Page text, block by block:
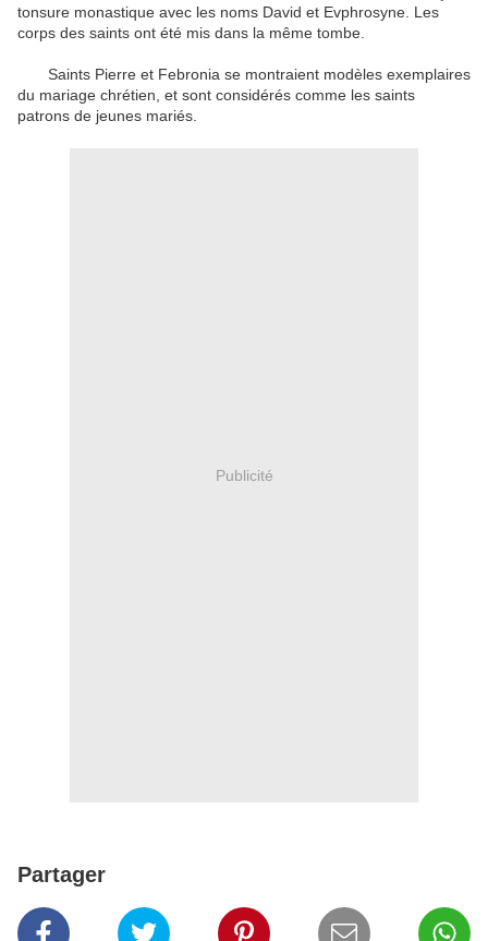
tonsure monastique avec les noms David et Evphrosyne. Les
corps des saints ont été mis dans la même tombe.
Saints Pierre et Febronia se montraient modèles exemplaires
du mariage chrétien, et sont considérés comme les saints
patrons de jeunes mariés.
Publicité
Partager